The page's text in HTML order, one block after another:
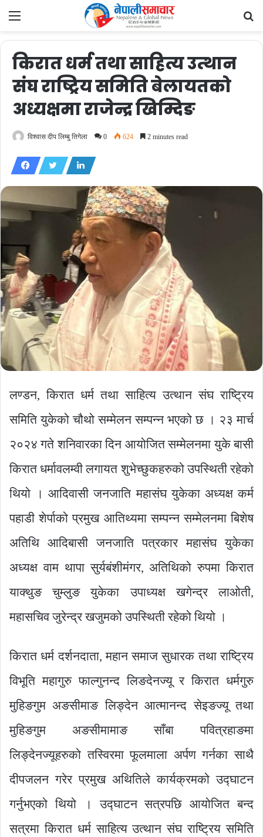
Menu
किरात धर्म तथा साहित्य उत्थान
संघ राष्ट्रिय समिति बेलायतको
अध्यक्षमा राजेन्द्र खिम्दिङ
विश्वास दीप लिम्बु तिगेला 0 624 2 minutes read
लण्डन, किरात धर्म तथा साहित्य उत्थान संघ राष्ट्रिय
समिति युकेको चौथो सम्मेलन सम्पन्न भएको छ । २३ मार्च
२०२४ गते शनिवारका दिन आयोजित सम्मेलनमा युके बासी
किरात धर्मावलम्वी लगायत शुभेच्छुकहरुको उपस्थिती रहेको
थियो । आदिवासी जनजाति महासंघ युकेका अध्यक्ष कर्म
पहाडी शेर्पाको प्रमुख आतिथ्यमा सम्पन्न सम्मेलनमा बिशेष
अतिथि आदिबासी जनजाति पत्रकार महासंघ युकेका
अध्यक्ष वाम थापा सुर्यबंशीमंगर, अतिथिको रुपमा किरात
याक्थुङ चुम्लुङ युकेका उपाध्यक्ष खगेन्द्र लाओती,
महासचिव जुरेन्द्र खजुमको उपस्थिती रहेको थियो ।
किरात धर्म दर्शनदाता, महान समाज सुधारक तथा राष्ट्रिय
विभूति महागुरु फाल्गुनन्द लिङदेनज्यू र किरात धर्मगुरु
मुहिङगुम अङसीमाङ लिङ्देन आत्मानन्द सेइङज्यू तथा
मुहिङगुम अङसीमामाङ साँबा पवित्रहाङमा
लिङ्देनज्यूहरुको तस्विरमा फूलमाला अर्पण गर्नका साथै
दीपजलन गरेर प्रमुख अथितिले कार्यक्रमको उद्घाटन
गर्नुभएको थियो । उद्घाटन सत्रपछि आयोजित बन्द
सत्रमा किरात धर्म साहित्य उत्थान संघ राष्ट्रिय समिति